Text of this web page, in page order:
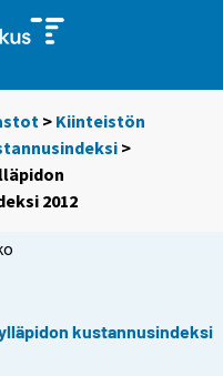
> Kiinteistön
>
2012
kustannusindeksi